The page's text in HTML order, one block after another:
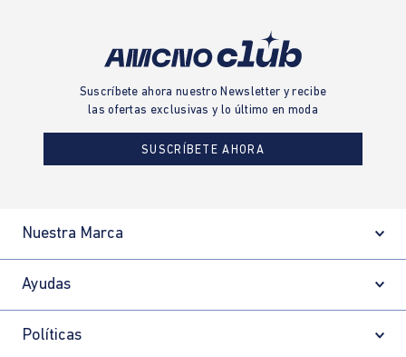
Suscríbete ahora nuestro Newsletter y recibe
las ofertas exclusivas y lo último en moda
SUSCRÍBETE AHORA
Nuestra Marca
Ayudas
Políticas